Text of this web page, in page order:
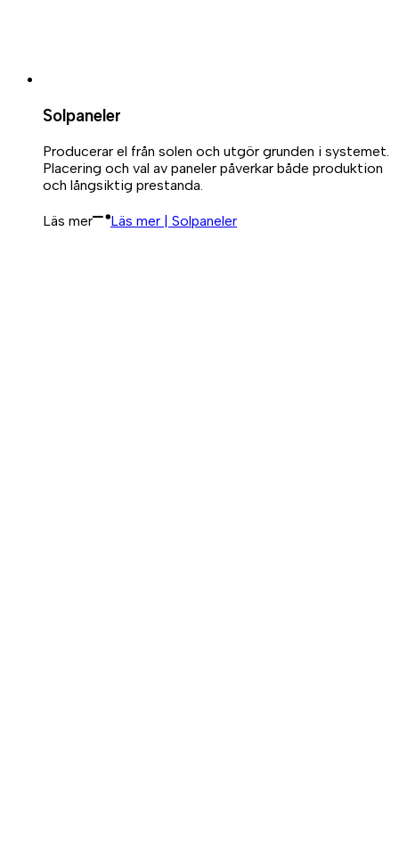
Solpaneler
Producerar el från solen och utgör grunden i systemet.
Placering och val av paneler påverkar både produktion
och långsiktig prestanda.
Läs mer Läs mer | Solpaneler